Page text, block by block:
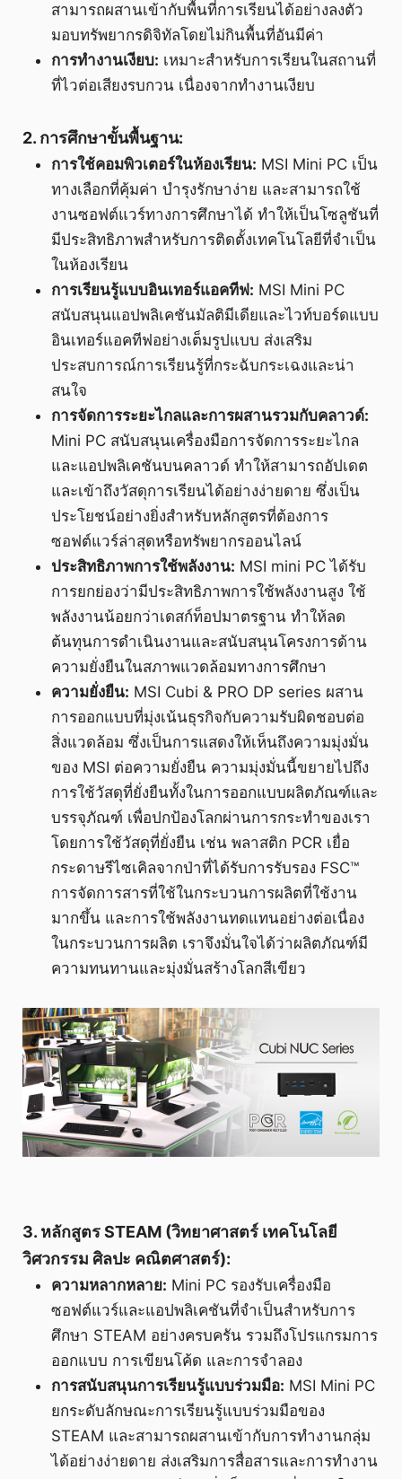
สามารถผสานเข้ากับพื้นที่การเรียนได้อย่างลงตัว
มอบทรัพยากรดิจิทัลโดยไม่กินพื้นที่อันมีค่า
การทำงานเงียบ: เหมาะสำหรับการเรียนในสถานที่
ที่ไวต่อเสียงรบกวน เนื่องจากทำงานเงียบ
2. การศึกษาขั้นพื้นฐาน:
การใช้คอมพิวเตอร์ในห้องเรียน: MSI Mini PC เป็น
ทางเลือกที่คุ้มค่า บำรุงรักษาง่าย และสามารถใช้
งานซอฟต์แวร์ทางการศึกษาได้ ทำให้เป็นโซลูชันที่
มีประสิทธิภาพสำหรับการติดตั้งเทคโนโลยีที่จำเป็น
ในห้องเรียน
การเรียนรู้แบบอินเทอร์แอคทีฟ: MSI Mini PC
สนับสนุนแอปพลิเคชันมัลติมีเดียและไวท์บอร์ดแบบ
อินเทอร์แอคทีฟอย่างเต็มรูปแบบ ส่งเสริม
ประสบการณ์การเรียนรู้ที่กระฉับกระเฉงและน่า
สนใจ
การจัดการระยะไกลและการผสานรวมกับคลาวด์:
Mini PC สนับสนุนเครื่องมือการจัดการระยะไกล
และแอปพลิเคชันบนคลาวด์ ทำให้สามารถอัปเดต
และเข้าถึงวัสดุการเรียนได้อย่างง่ายดาย ซึ่งเป็น
ประโยชน์อย่างยิ่งสำหรับหลักสูตรที่ต้องการ
ซอฟต์แวร์ล่าสุดหรือทรัพยากรออนไลน์
ประสิทธิภาพการใช้พลังงาน: MSI mini PC ได้รับ
การยกย่องว่ามีประสิทธิภาพการใช้พลังงานสูง ใช้
พลังงานน้อยกว่าเดสก์ท็อปมาตรฐาน ทำให้ลด
ต้นทุนการดำเนินงานและสนับสนุนโครงการด้าน
ความยั่งยืนในสภาพแวดล้อมทางการศึกษา
ความยั่งยืน: MSI Cubi & PRO DP series ผสาน
การออกแบบที่มุ่งเน้นธุรกิจกับความรับผิดชอบต่อ
สิ่งแวดล้อม ซึ่งเป็นการแสดงให้เห็นถึงความมุ่งมั่น
ของ MSI ต่อความยั่งยืน ความมุ่งมั่นนี้ขยายไปถึง
การใช้วัสดุที่ยั่งยืนทั้งในการออกแบบผลิตภัณฑ์และ
บรรจุภัณฑ์ เพื่อปกป้องโลกผ่านการกระทำของเรา
โดยการใช้วัสดุที่ยั่งยืน เช่น พลาสติก PCR เยื่อ
กระดาษรีไซเคิลจากป่าที่ได้รับการรับรอง FSC™
การจัดการสารที่ใช้ในกระบวนการผลิตที่ใช้งาน
มากขึ้น และการใช้พลังงานทดแทนอย่างต่อเนื่อง
ในกระบวนการผลิต เราจึงมั่นใจได้ว่าผลิตภัณฑ์มี
ความทนทานและมุ่งมั่นสร้างโลกสีเขียว
3. หลักสูตร STEAM (วิทยาศาสตร์ เทคโนโลยี
วิศวกรรม ศิลปะ คณิตศาสตร์):
ความหลากหลาย: Mini PC รองรับเครื่องมือ
ซอฟต์แวร์และแอปพลิเคชันที่จำเป็นสำหรับการ
ศึกษา STEAM อย่างครบครัน รวมถึงโปรแกรมการ
ออกแบบ การเขียนโค้ด และการจำลอง
การสนับสนุนการเรียนรู้แบบร่วมมือ: MSI Mini PC
ยกระดับลักษณะการเรียนรู้แบบร่วมมือของ
STEAM และสามารถผสานเข้ากับการทำงานกลุ่ม
ได้อย่างง่ายดาย ส่งเสริมการสื่อสารและการทำงาน